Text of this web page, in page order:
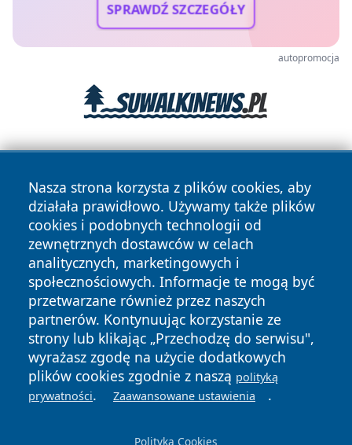
SPRAWDŹ SZCZEGÓŁY
autopromocja
Nasza strona korzysta z plików cookies, aby
działała prawidłowo. Używamy także plików
cookies i podobnych technologii od
zewnętrznych dostawców w celach
analitycznych, marketingowych i
społecznościowych. Informacje te mogą być
przetwarzane również przez naszych
partnerów. Kontynuując korzystanie ze
strony lub klikając „Przechodzę do serwisu",
wyrażasz zgodę na użycie dodatkowych
plików cookies zgodnie z naszą polityką
prywatności. Zaawansowane ustawienia .
Polityka Cookies
Copyright © 2026 jastrzebienews.pl Wszystkie prawa
zastrzeżone.
News Autorzy
Polityka
Prywatności
Polityka
Cookies